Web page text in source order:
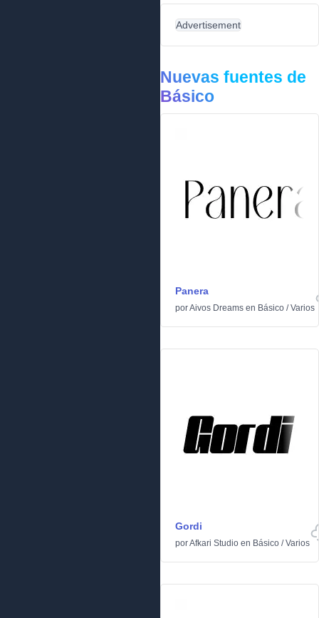
Advertisement
Nuevas fuentes de
Básico
Panera
porAivos Dreams en Básico /Varios
Gordi
porAfkari Studio en Básico /Varios